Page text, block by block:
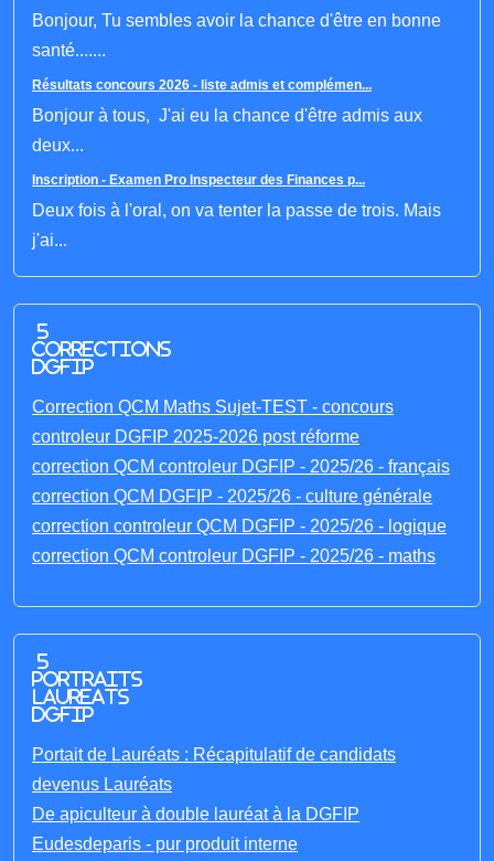
Bonjour, Tu sembles avoir la chance d'être en bonne
santé.......
Résultats concours 2026 - liste admis et complémen...
Bonjour à tous, J'ai eu la chance d'être admis aux
deux...
Inscription - Examen Pro Inspecteur des Finances p...
Deux fois à l'oral, on va tenter la passe de trois. Mais
j'ai...
5
corrections
DGFIP
Correction QCM Maths Sujet-TEST - concours
controleur DGFIP 2025-2026 post réforme
correction QCM controleur DGFIP - 2025/26 - français
correction QCM DGFIP - 2025/26 - culture générale
correction controleur QCM DGFIP - 2025/26 - logique
correction QCM controleur DGFIP - 2025/26 - maths
5
portraits
laureats
DGFIP
Portait de Lauréats : Récapitulatif de candidats
devenus Lauréats
De apiculteur à double lauréat à la DGFIP
Eudesdeparis - pur produit interne